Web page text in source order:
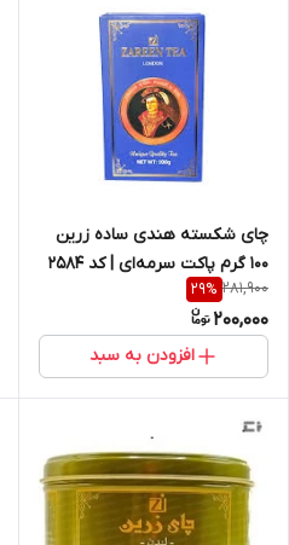
چای شکسته هندی ساده زرین
100 گرم پاکت سرمه‌ای | کد 2584
281,900
29%
200,000
افزودن به سبد